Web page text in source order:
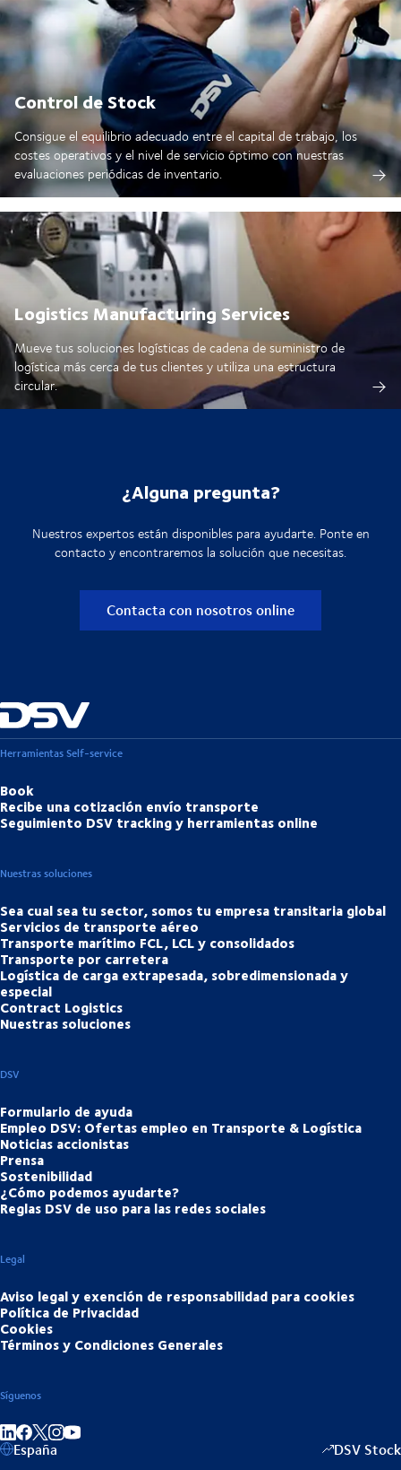
Control de Stock
Consigue el equilibrio adecuado entre el capital de trabajo, los
costes operativos y el nivel de servicio óptimo con nuestras
evaluaciones periódicas de inventario.
Logistics Manufacturing Services
Mueve tus soluciones logísticas de cadena de suministro de
logística más cerca de tus clientes y utiliza una estructura
circular.
¿Alguna pregunta?
Nuestros expertos están disponibles para ayudarte. Ponte en
contacto y encontraremos la solución que necesitas.
Contacta con nosotros online
Herramientas Self-service
Book
Recibe una cotización envío transporte
Seguimiento DSV tracking y herramientas online
Nuestras soluciones
Sea cual sea tu sector, somos tu empresa transitaria global
Servicios de transporte aéreo
Transporte marítimo FCL, LCL y consolidados
Transporte por carretera
Logística de carga extrapesada, sobredimensionada y
especial
Contract Logistics
Nuestras soluciones
DSV
Formulario de ayuda
Empleo DSV: Ofertas empleo en Transporte & Logística
Noticias accionistas
Prensa
Sostenibilidad
¿Cómo podemos ayudarte?
Reglas DSV de uso para las redes sociales
Legal
Aviso legal y exención de responsabilidad para cookies
Política de Privacidad
Cookies
Términos y Condiciones Generales
Síguenos
Compartir en linkedIn
Compartir en Facebook
Compartir en Instagram
España DSV Stock